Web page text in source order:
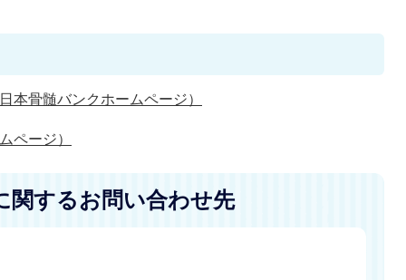
本骨髄バンクホームページ）
ページ）
関するお問い合わせ先